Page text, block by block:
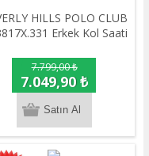
HILLS POLO CLUB
Erkek Kol Saati
7.799,00 ₺
7.049,90 ₺